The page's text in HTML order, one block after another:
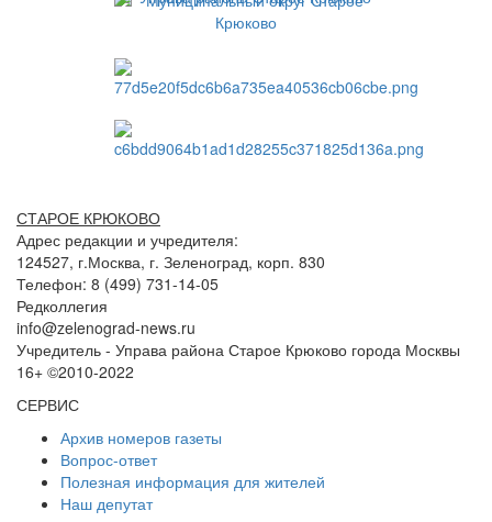
СТАРОЕ КРЮКОВО
Адрес редакции и учредителя:
124527, г.Москва, г. Зеленоград, корп. 830
Телефон: 8 (499) 731-14-05
Редколлегия
info@zelenograd-news.ru
Учредитель - Управа района Старое Крюково города Москвы
16+ ©2010-2022
СЕРВИС
Архив номеров газеты
Вопрос-ответ
Полезная информация для жителей
Наш депутат